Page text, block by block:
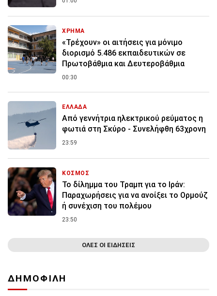
ΧΡΗΜΑ
«Τρέχουν» οι αιτήσεις για μόνιμο
διορισμό 5.486 εκπαιδευτικών σε
Πρωτοβάθμια και Δευτεροβάθμια
00:30
ΕΛΛΑΔΑ
Από γεννήτρια ηλεκτρικού ρεύματος η
φωτιά στη Σκύρο - Συνελήφθη 63χρονη
23:59
ΚΟΣΜΟΣ
Το δίλημμα του Τραμπ για το Ιράν:
Παραχωρήσεις για να ανοίξει το Ορμούζ
ή συνέχιση του πολέμου
23:50
ΟΛΕΣ ΟΙ ΕΙΔΗΣΕΙΣ
ΔΗΜΟΦΙΛΗ